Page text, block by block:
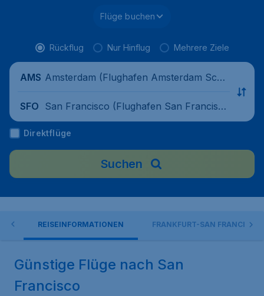
Flüge buchen
Rückflug Nur Hinflug Mehrere Ziele
AMS Amsterdam (Flughafen Amsterdam Schi
SFO San Francisco (Flughafen San Francisc
o), Vereinigte Staaten
Direktflüge
Suchen
REISEINFORMATIONEN FRANKFURT-SAN FRANCISCO
Günstige Flüge nach San
Francisco